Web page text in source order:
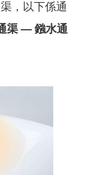
，以下係通
渠 — 鏹水通